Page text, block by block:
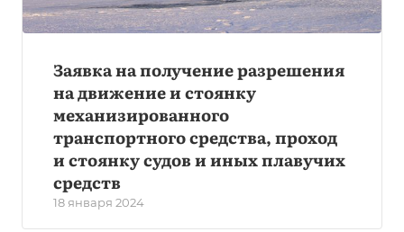
Заявка на получение разрешения
на движение и стоянку
механизированного
транспортного средства, проход
и стоянку судов и иных плавучих
средств
18 января 2024